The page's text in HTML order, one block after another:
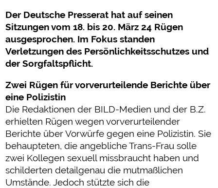
Der Deutsche Presserat hat auf seinen
Sitzungen vom 18. bis 20. März 24 Rügen
ausgesprochen. Im Fokus standen
Verletzungen des Persönlichkeitsschutzes und
der Sorgfaltspflicht.
Zwei Rügen für vorverurteilende Berichte über
eine Polizistin
Die Redaktionen der BILD-Medien und der B.Z.
erhielten Rügen wegen vorverurteilender
Berichte über Vorwürfe gegen eine Polizistin. Sie
behaupteten, die angebliche Trans-Frau solle
zwei Kollegen sexuell missbraucht haben und
schilderten detailgenau die mutmaßlichen
Umstände. Jedoch stützte sich die